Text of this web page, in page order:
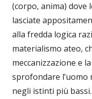
(corpo, anima) dove
lasciate
alla fredda logica
materialismo ateo,
meccanizzazione e
sprofondare l’uomo
negli istinti più